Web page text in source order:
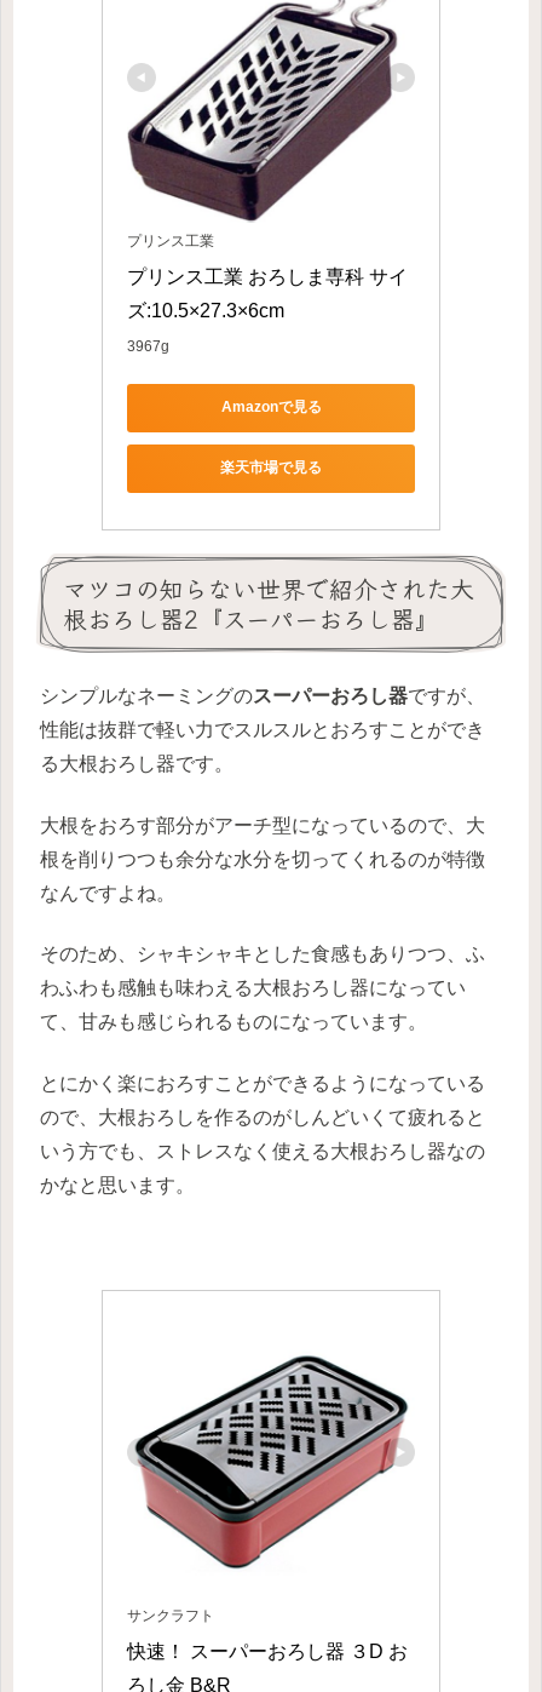
プリンス工業
プリンス工業 おろしま専科 サイ
ズ:10.5×27.3×6cm
3967g
Amazonで見る
楽天市場で見る
マツコの知らない世界で紹介された大
根おろし器2『スーパーおろし器』
シンプルなネーミングのスーパーおろし器ですが、
性能は抜群で軽い力でスルスルとおろすことができ
る大根おろし器です。
大根をおろす部分がアーチ型になっているので、大
根を削りつつも余分な水分を切ってくれるのが特徴
なんですよね。
そのため、シャキシャキとした食感もありつつ、ふ
わふわも感触も味わえる大根おろし器になってい
て、甘みも感じられるものになっています。
とにかく楽におろすことができるようになっている
ので、大根おろしを作るのがしんどいくて疲れると
いう方でも、ストレスなく使える大根おろし器なの
かなと思います。
サンクラフト
快速！ スーパーおろし器 ３D お
ろし金 B&R